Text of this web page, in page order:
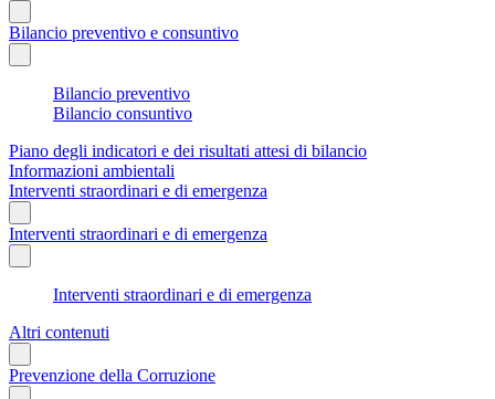
Bilancio preventivo e consuntivo
Bilancio preventivo
Bilancio consuntivo
Piano degli indicatori e dei risultati attesi di bilancio
Informazioni ambientali
Interventi straordinari e di emergenza
Interventi straordinari e di emergenza
Interventi straordinari e di emergenza
Altri contenuti
Prevenzione della Corruzione